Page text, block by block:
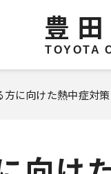
豊
TOYOTA
に向けた熱中症対